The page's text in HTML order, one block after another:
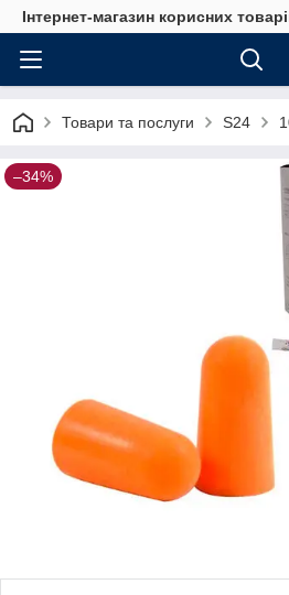
Інтернет-магазин корисних
Товари та послуги S24
–34%